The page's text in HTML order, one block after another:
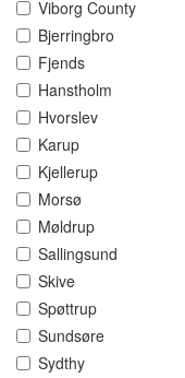
Viborg County
Bjerringbro
Fjends
Hanstholm
Hvorslev
Karup
Kjellerup
Morsø
Møldrup
Sallingsund
Skive
Spøttrup
Sundsøre
Sydthy